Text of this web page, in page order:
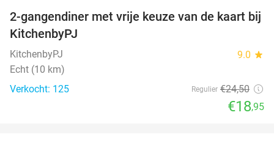
23%
2-gangendiner met vrije keuze van de kaart bij
KitchenbyPJ
KitchenbyPJ 9.0 star
Echt (10 km)
Verkocht: 125
Regulier €24,50
€18,95